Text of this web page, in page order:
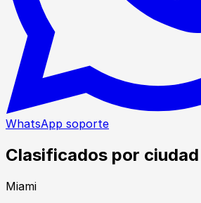
WhatsApp soporte
Clasificados por ciudad
Miami